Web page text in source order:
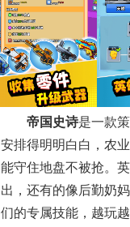
帝国史诗是一款
安排得明明白白，农
能守住地盘不被抢。
出，还有的像后勤奶
们的专属技能，越玩越